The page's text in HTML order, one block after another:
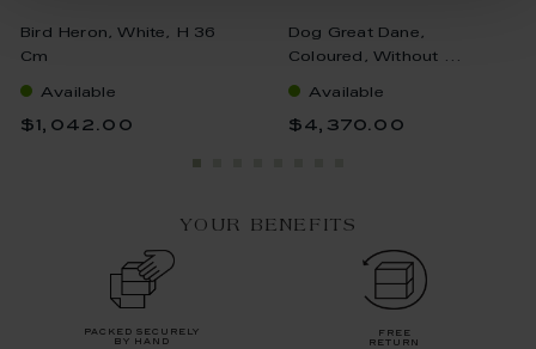
Bird Heron, White, H 36
Cm
Available
$1,042.00
Dog Great Dane,
Coloured, Without ...
Available
$4,370.00
YOUR BENEFITS
packed securely
by hand
free
return